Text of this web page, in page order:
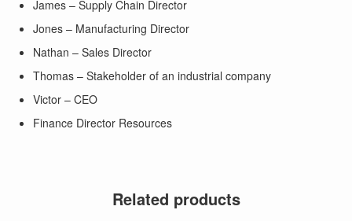
James – Supply Chain Director
Jones – Manufacturing Director
Nathan – Sales Director
Thomas – Stakeholder of an industrial company
Victor – CEO
Finance Director Resources
Related products